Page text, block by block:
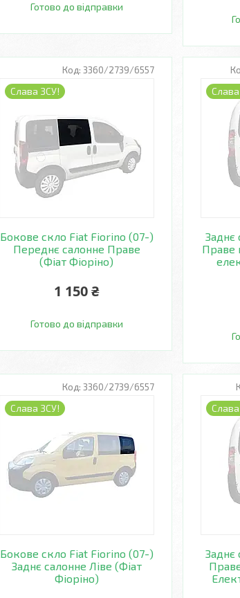
Готово до відправки
3360/2739/6557
Слава ЗСУ!
Бокове скло Fiat Fiorino (07-)
Переднє салонне Праве
(Фіат Фіоріно)
1 150 ₴
Готово до відправки
Заднє
Праве
3360/2739/6557
Слава ЗСУ!
Бокове скло Fiat Fiorino (07-)
Заднє салонне Ліве (Фіат
Фіоріно)
Заднє